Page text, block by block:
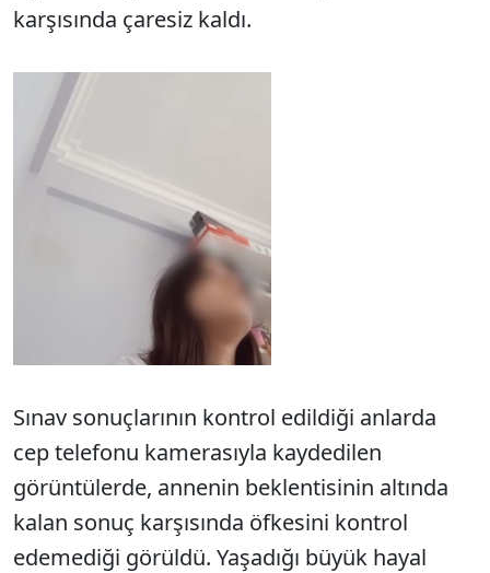
karşısında çaresiz kaldı.
Sınav sonuçlarının kontrol edildiği anlarda
cep telefonu kamerasıyla kaydedilen
görüntülerde, annenin beklentisinin altında
kalan sonuç karşısında öfkesini kontrol
edemediği görüldü. Yaşadığı büyük hayal